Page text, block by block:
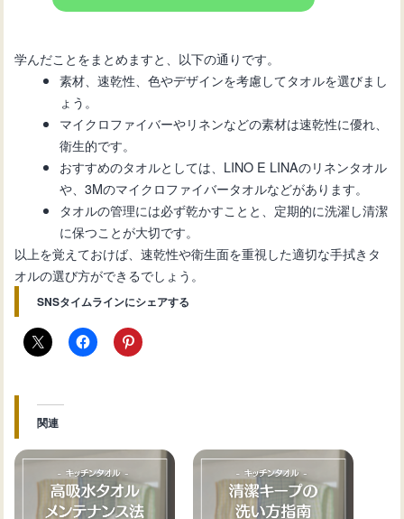
学んだことをまとめますと、以下の通りです。
素材、速乾性、色やデザインを考慮してタオルを選びまし
ょう。
マイクロファイバーやリネンなどの素材は速乾性に優れ、
衛生的です。
おすすめのタオルとしては、LINO E LINAのリネンタオル
や、3Mのマイクロファイバータオルなどがあります。
タオルの管理には必ず乾かすことと、定期的に洗濯し清潔
に保つことが大切です。
以上を覚えておけば、速乾性や衛生面を重視した適切な手拭きタ
オルの選び方ができるでしょう。
SNSタイムラインにシェアする
関連